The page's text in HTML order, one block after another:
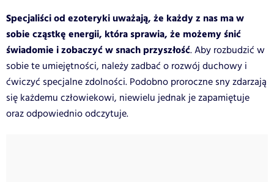
Specjaliści od ezoteryki uważają, że każdy z nas ma w
sobie cząstkę energii, która sprawia, że możemy śnić
świadomie i zobaczyć w snach przyszłość. Aby rozbudzić w
sobie te umiejętności, należy zadbać o rozwój duchowy i
ćwiczyć specjalne zdolności. Podobno proroczne sny zdarzają
się każdemu człowiekowi, niewielu jednak je zapamiętuje
oraz odpowiednio odczytuje.